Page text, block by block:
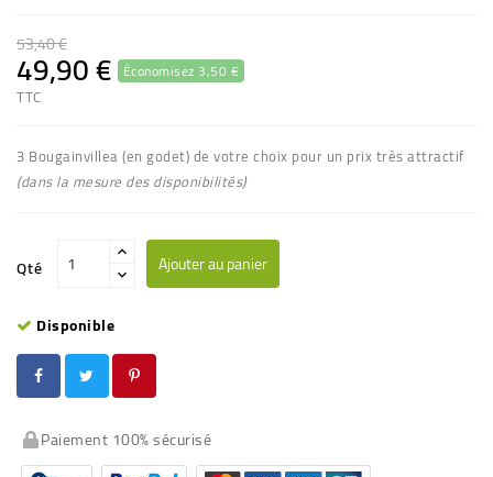
53,40 €
49,90 € Économisez 3,50 €
TTC
3 Bougainvillea(en godet) de votre choix pour un prix très attractif
(dans la mesure des disponibilités)
Qté Ajouter au panier
Disponible
Paiement 100% sécurisé